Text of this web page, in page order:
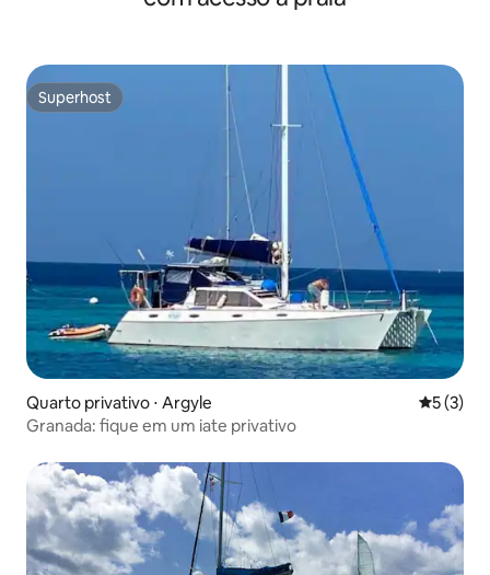
Superhost
Superhost
Quarto privativo ⋅ Argyle 5 de
5 (3)
Granada: fique em um iate privativo